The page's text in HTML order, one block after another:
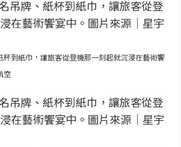
杯到紙巾，讓旅客從登機那一刻起就沉浸在藝術饗
空